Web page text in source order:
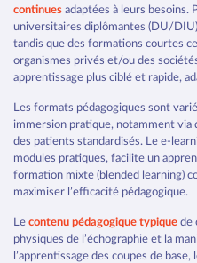
continues adaptées à leurs besoins.
universitaires diplômantes (DU/
tandis que des formations courtes
organismes privés et/ou des
apprentissage plus ciblé et rapide,
Les formats pédagogiques sont
immersion pratique, notamment via
des patients standardisés. Le e-
modules pratiques, facilite un
formation mixte (blended learning)
maximiser l’efficacité pédagogique.
Le contenu pédagogique typique de
physiques de l’échographie et la
l’apprentissage des coupes de